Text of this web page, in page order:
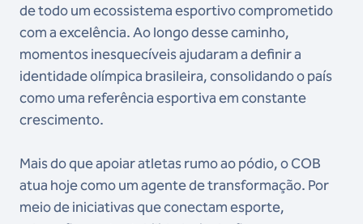
de todo um ecossistema esportivo comprometido
com a excelência. Ao longo desse caminho,
momentos inesquecíveis ajudaram a definir a
identidade olímpica brasileira, consolidando o país
como uma referência esportiva em constante
crescimento.
Mais do que apoiar atletas rumo ao pódio, o COB
atua hoje como um agente de transformação. Por
meio de iniciativas que conectam esporte,